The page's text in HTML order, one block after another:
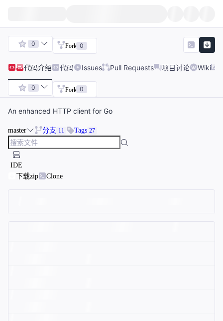
0 Fork 0
代码介绍 代码 Issues Pull Requests 项目讨论 Wiki
0 Fork 0
An enhanced HTTP client for Go
master 分支 11 Tags 27
IDE
下载zip
Clone